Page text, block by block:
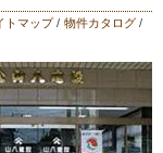
トマップ/ 物件カタログ /